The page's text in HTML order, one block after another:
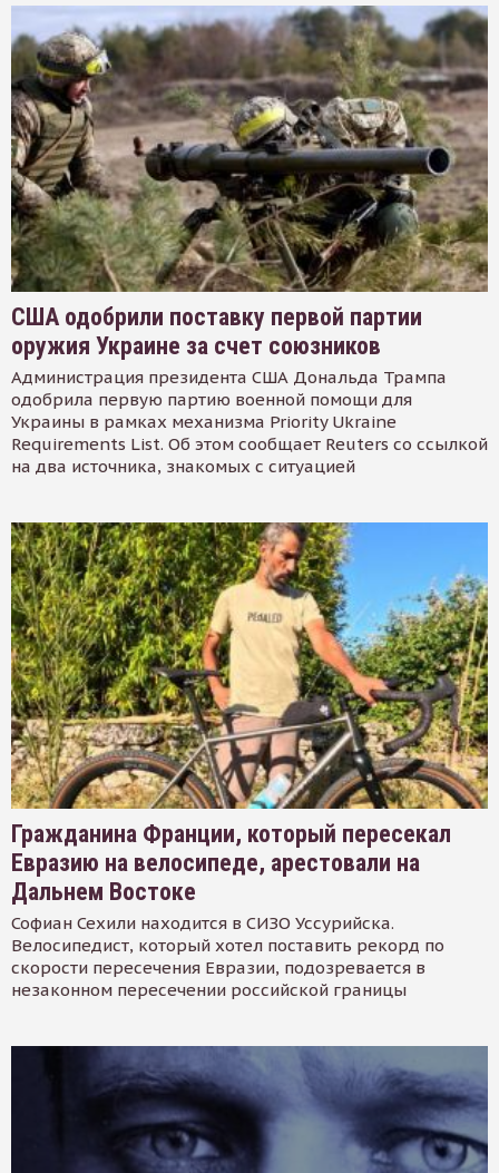
США одобрили поставку первой партии
оружия Украине за счет союзников
Администрация президента США Дональда Трампа
одобрила первую партию военной помощи для
Украины в рамках механизма Priority Ukraine
Requirements List. Об этом сообщает Reuters со ссылкой
на два источника, знакомых с ситуацией
Гражданина Франции, который пересекал
Евразию на велосипеде, арестовали на
Дальнем Востоке
Софиан Сехили находится в СИЗО Уссурийска.
Велосипедист, который хотел поставить рекорд по
скорости пересечения Евразии, подозревается в
незаконном пересечении российской границы